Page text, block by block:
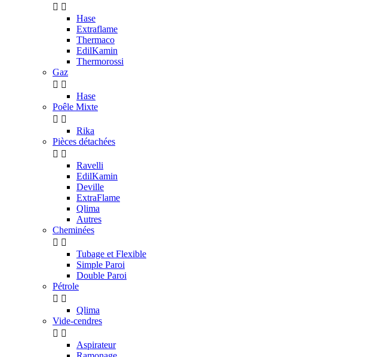
 
Hase
Extraflame
Thermaco
EdilKamin
Thermorossi
Gaz
 
Hase
Poêle Mixte
 
Rika
Pièces détachées
 
Ravelli
EdilKamin
Deville
ExtraFlame
Qlima
Autres
Cheminées
 
Tubage et Flexible
Simple Paroi
Double Paroi
Pétrole
 
Qlima
Vide-cendres
 
Aspirateur